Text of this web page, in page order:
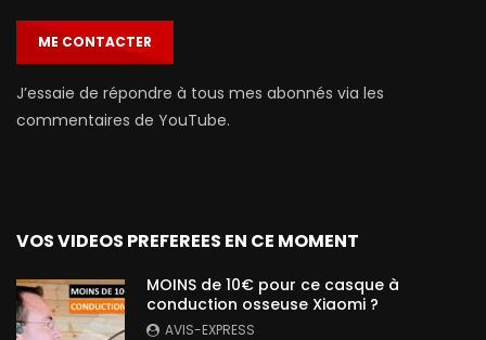
ME CONTACTER
J’essaie de répondre à tous mes abonnés via les
commentaires de YouTube.
VOS VIDEOS PREFEREES EN CE MOMENT
MOINS de 10€ pour ce casque à
conduction osseuse Xiaomi ?
AVIS-EXPRESS